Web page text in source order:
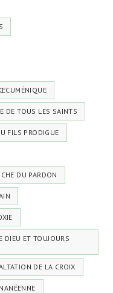
DE TOUS LES SAINTS
FILS PRODIGUE
DU PARDON
DIEU ET TOUJOURS
DE LA CROIX